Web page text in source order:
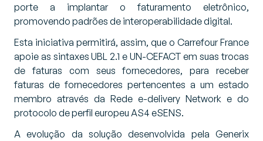
porte a implantar o faturamento eletrônico,
promovendo padrões de interoperabilidade digital.
Esta iniciativa permitirá, assim, que o Carrefour France
apoie as sintaxes UBL 2.1 e UN-CEFACT em suas trocas
de faturas com seus fornecedores, para receber
faturas de fornecedores pertencentes a um estado
membro através da Rede e-delivery Network e do
protocolo de perfil europeu AS4 eSENS.
A evolução da solução desenvolvida pela Generix